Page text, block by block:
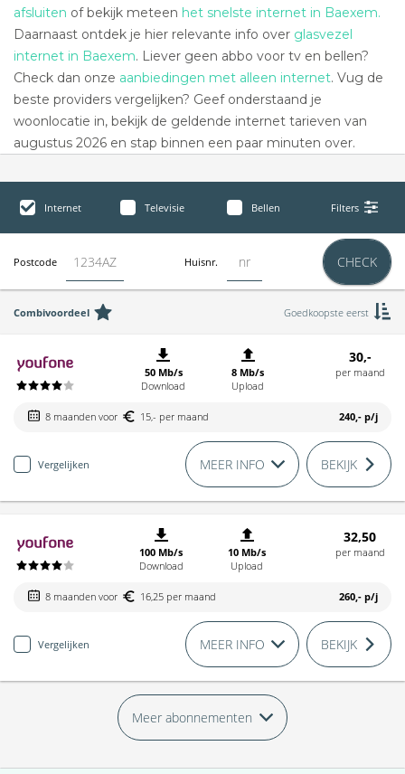
afsluiten of bekijk meteen het snelste internet in Baexem.
Daarnaast ontdek je hier relevante info over glasvezel
internet in Baexem. Liever geen abbo voor tv en bellen?
Check dan onze aanbiedingen met alleen internet. Vug de
beste providers vergelijken? Geef onderstaand je
woonlocatie in, bekijk de geldende internet tarieven van
augustus 2026 en stap binnen een paar minuten over.
Internet Televisie Bellen Filters
Postcode Huisnr. CHECK
Combivoordeel Goedkoopste eerst
50 Mb/s
Download
8 Mb/s
Upload
30,-
per maand
8 maanden voor 15,- per maand 240,- p/j
Vergelijken MEER INFO BEKIJK
100 Mb/s
Download
10 Mb/s
Upload
32,50
per maand
8 maanden voor 16,25 per maand 260,- p/j
Vergelijken MEER INFO BEKIJK
Meer abonnementen